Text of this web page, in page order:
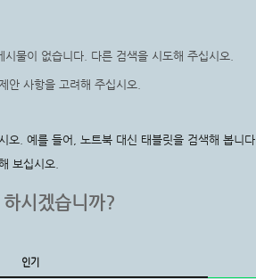
물이 없습니다. 다른 검색을 시도해 주십시오.
안 사항을 고려해 주십시오.
오. 예를 들어, 노트북 대신 태블릿을 검색해 봅니다.
보십시오.
시겠습니까?
인기